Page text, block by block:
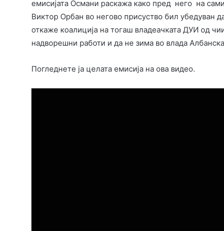
емисијата Османи раскажа како пред него на
Виктор Орбан во негово присуство бил убедуван
откаже коалиција на тогаш владеачката ДУИ од
надворешни работи и да не зима во влада Албанска
Погледнете ја целата емисија на ова видео.